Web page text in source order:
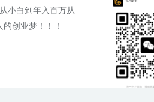
小白到年入百万从
创业梦！！！